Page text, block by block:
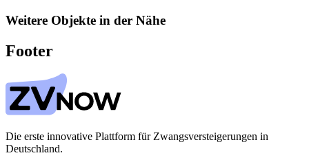
Weitere Objekte in der Nähe
Footer
Die erste innovative Plattform für Zwangsversteigerungen in
Deutschland.